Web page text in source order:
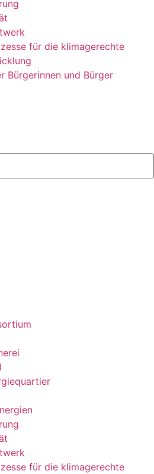
für die klimagerechte
Bürgerinnen und Bürger
für die klimagerechte